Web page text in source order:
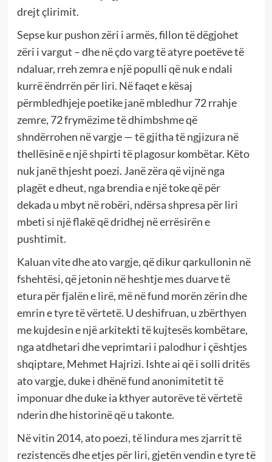
drejt çlirimit.
Sepse kur pushon zëri i armës, fillon të dëgjohet
zëri i vargut – dhe në çdo varg të atyre poetëve të
ndaluar, rreh zemra e një populli që nuk e ndali
kurrë ëndrrën për liri. Në faqet e kësaj
përmbledhjeje poetike janë mbledhur 72 rrahje
zemre, 72 frymëzime të dhimbshme që
shndërrohen në vargje — të gjitha të ngjizura në
thellësinë e një shpirti të plagosur kombëtar. Këto
nuk janë thjesht poezi. Janë zëra që vijnë nga
plagët e dheut, nga brendia e një toke që për
dekada u mbyt në robëri, ndërsa shpresa për liri
mbeti si një flakë që dridhej në errësirën e
pushtimit.
Kaluan vite dhe ato vargje, që dikur qarkullonin në
fshehtësi, që jetonin në heshtje mes duarve të
etura për fjalën e lirë, më në fund morën zërin dhe
emrin e tyre të vërtetë. U deshifruan, u zbërthyen
me kujdesin e një arkitekti të kujtesës kombëtare,
nga atdhetari dhe veprimtari i palodhur i çështjes
shqiptare, Mehmet Hajrizi. Ishte ai që i solli dritës
ato vargje, duke i dhënë fund anonimitetit të
imponuar dhe duke ia kthyer autorëve të vërtetë
nderin dhe historinë që u takonte.
Në vitin 2014, ato poezi, të lindura mes zjarrit të
rezistencës dhe etjes për liri, gjetën vendin e tyre të